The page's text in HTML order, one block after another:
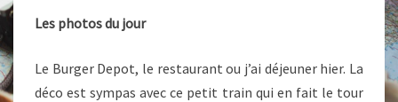
Les photos du jour
Le Burger Depot, le restaurant ou j’ai déjeuner hier. La
déco est sympas avec ce petit train qui en fait le tour